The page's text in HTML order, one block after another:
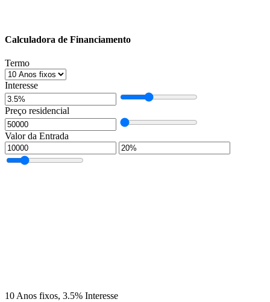
Calculadora de Financiamento
Termo
Interesse
Preço residencial
Valor da Entrada
10Anos fixos, 3.5% Interesse